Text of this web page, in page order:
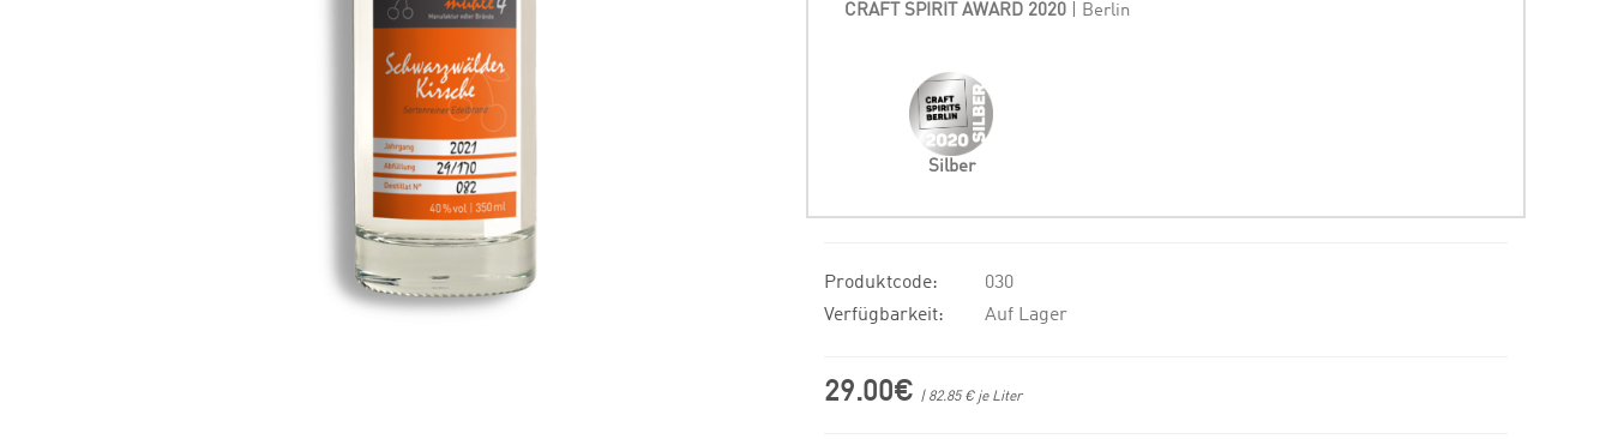
CRAFT SPIRIT AWARD 2020 | Berlin
Silber
Produktcode:
030
Verfügbarkeit:
Auf Lager
29.00€ | 82.85 € je Liter